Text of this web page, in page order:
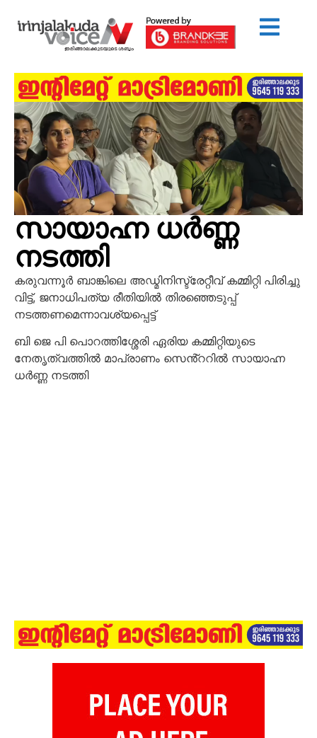
സായാഹ്ന ധർണ്ണ
നടത്തി
കരുവന്നൂർ ബാങ്കിലെ അഡ്മിനിസ്ട്രേറ്റീവ് കമ്മിറ്റി പിരിച്ചു
വിട്ട്, ജനാധിപത്യ രീതിയിൽ തിരഞ്ഞെടുപ്പ്
നടത്തണമെന്നാവശ്യപ്പെട്ട്
ബി ജെ പി പൊറത്തിശ്ശേരി ഏരിയ കമ്മിറ്റിയുടെ
നേതൃത്വത്തിൽ മാപ്രാണം സെൻ്ററിൽ സായാഹ്ന
ധർണ്ണ നടത്തി